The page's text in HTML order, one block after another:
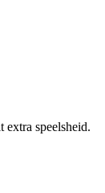
speelsheid.